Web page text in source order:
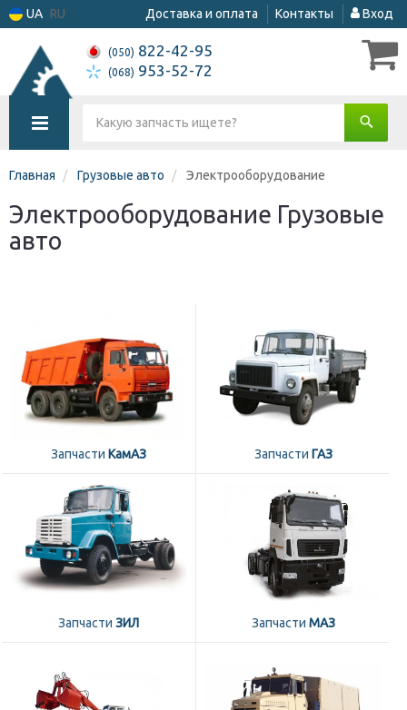
UA RU Доставка и оплата Контакты Вход
(050) 822-42-95
(068) 953-52-72
Главная Грузовые авто Электрооборудование
Электрооборудование Грузовые
авто
Запчасти КамАЗ Запчасти ГАЗ
Запчасти ЗИЛ Запчасти МАЗ